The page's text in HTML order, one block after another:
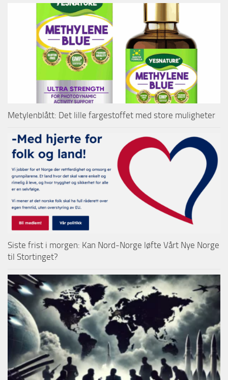
Metylenblått: Det lille fargestoffet med store muligheter
Siste frist i morgen: Kan Nord-Norge løfte Vårt Nye Norge
til Stortinget?